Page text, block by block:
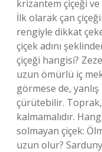
krizantem çiçeği
İlk olarak çan
rengiyle dikkat
çiçek adını
çiçeği hangisi?
uzun ömürlü iç
görmese de,
çürütebilir.
kalmamalıdır.
solmayan çiçek:
uzun olur?